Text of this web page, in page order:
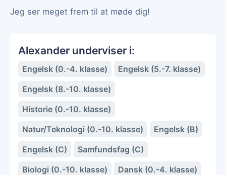
Jeg ser meget frem til at møde dig!
Alexander underviser i:
Engelsk (0.-4. klasse)
Engelsk (5.-7. klasse)
Engelsk (8.-10. klasse)
Historie (0.-10. klasse)
Natur/Teknologi (0.-10. klasse)
Engelsk (B)
Engelsk (C)
Samfundsfag (C)
Biologi (0.-10. klasse)
Dansk (0.-4. klasse)